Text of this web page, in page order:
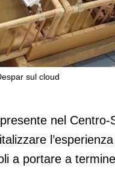
sul cloud
i punti
nel
a portare a